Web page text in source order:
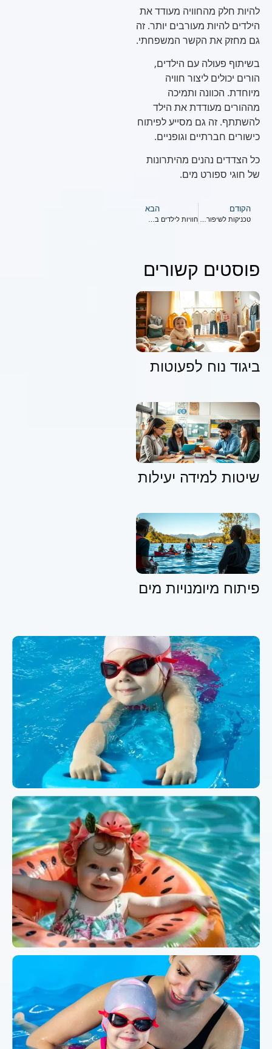
להיות חלק מהחוויה מעודד את
הילדים להיות מעורבים יותר. זה
גם מחזק את הקשר המשפחתי.
בשיתוף פעולה עם הילדים,
הורים יכולים ליצור חוויה
מיוחדת. הכוונה ותמיכה
מההורים מעודדת את הילד
להשתתף. זה גם מסייע לפיתוח
כישורים חברתיים וגופניים.
כל הצדדים נהנים מהיתרונות
של חוגי ספורט מים.
הקודם
טכניקות לשיפור בריאות ילדים בעזרת מים
הבא
חוויות לילדים במים שיביאו לשיפור בכישורים
פוסטים קשורים
ביגוד נוח לפעוטות
שיטות למידה יעילות
פיתוח מיומנויות מים